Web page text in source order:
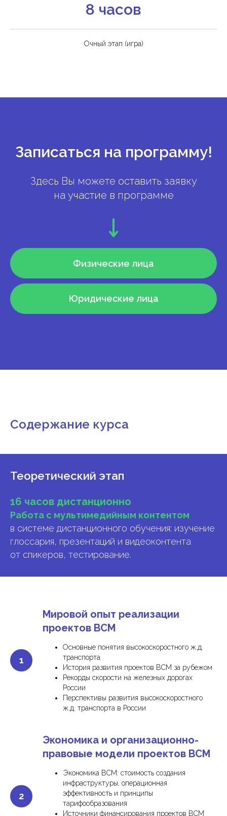
8 часов
Очный этап (игра)
Записаться на программу!
Здесь Вы можете оставить заявку
на участие в программе
Физические лица
Юридические лица
Содержание курса
Теоретический этап
16 часов дистанционно
Работа с мультимедийным контентом
в системе дистанционного обучения: изучение
глоссария, презентаций и видеоконтента
от спикеров, тестирование.
Мировой опыт реализации
проектов ВСМ
Основные понятия высокоскоростного ж.д.
транспорта
История развития проектов ВСМ за рубежом
Рекорды скорости на железных дорогах
России
Перспективы развития высокоскоростного
ж.д. транспорта в России
Экономика и организационно-
правовые модели проектов ВСМ
Экономика ВСМ: стоимость создания
инфраструктуры, операционная
эффективность и принципы
тарифообразования
Источники финансирования проектов ВСМ